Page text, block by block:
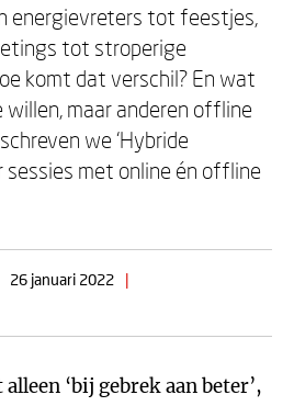
energievreters tot feestjes,
tot stroperige
komt dat verschil? En wat
willen, maar anderen offline
we ‘Hybride
sessies met online én offline
26 januari 2022
|
‘bij gebrek aan beter’,